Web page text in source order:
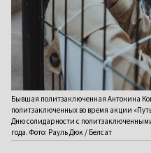
Бывшая политзаключенная Антонина
политзаключенных во время акции
Дню солидарности с
года. Фото: Рауль Дюк / Белсат